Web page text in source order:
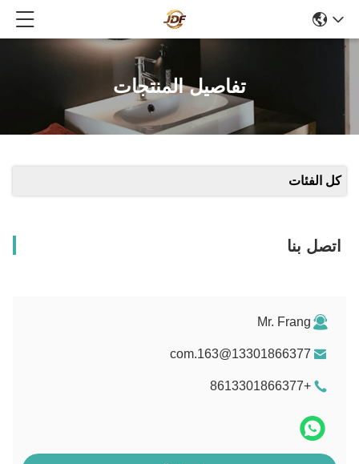
تفاصيل المنتجات
كل الفئات
اتصل بنا
Mr. Frang
13301866377@163.com
+8613301866377